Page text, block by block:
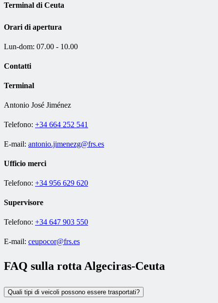
Terminal di Ceuta
Orari di apertura
Lun-dom: 07.00 - 10.00
Contatti
Terminal
Antonio José Jiménez
Telefono: +34 664 252 541
E-mail: antonio.jimenezg@frs.es
Ufficio merci
Telefono: +34 956 629 620
Supervisore
Telefono: +34 647 903 550
E-mail: ceupocor@frs.es
FAQ sulla rotta Algeciras-Ceuta
Quali tipi di veicoli possono essere trasportati?